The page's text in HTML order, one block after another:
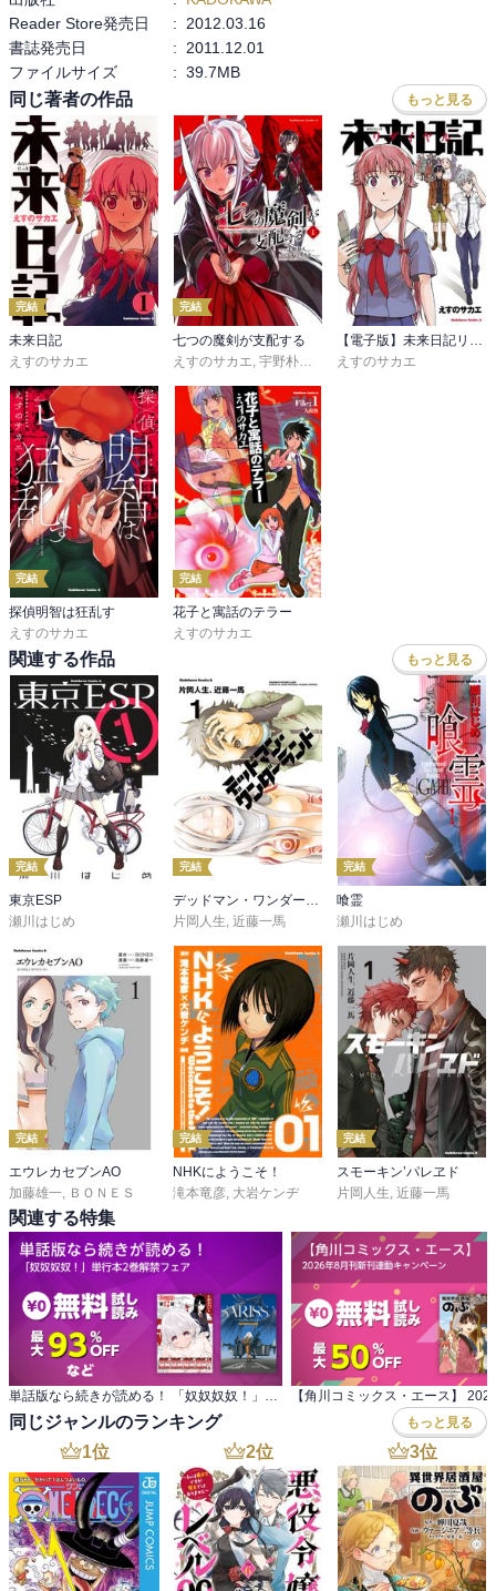
Reader Store発売日
:
2012.03.16
書誌発売日
:
2011.12.01
ファイルサイズ
: 39.7MB
同じ著者の作品 もっと見る
完結
未来日記
えすのサカエ
完結
七つの魔剣が支配する
えすのサカエ, 宇野朴人 ミユキルリア
【電子版】未来日記リダイヤル
えすのサカエ
完結
探偵明智は狂乱す
えすのサカエ
完結
花子と寓話のテラー
えすのサカエ
関連する作品 もっと見る
完結
東京ESP
瀬川はじめ
完結
デッドマン・ワンダーランド
片岡人生, 近藤一馬
完結
喰霊
瀬川はじめ
完結
エウレカセブンAO
加藤雄一
ＢＯＮＥＳ
完結
NHKにようこそ！
滝本竜彦 大岩ケンヂ
完結
スモーキン’パレヱド
片岡人生 近藤一馬
関連する特集
同じジャンルのランキング もっと見る
1位 2位 3位